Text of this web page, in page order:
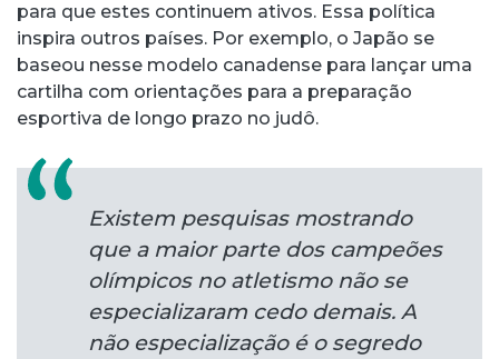
para que estes continuem ativos. Essa política
inspira outros países. Por exemplo, o Japão se
baseou nesse modelo canadense para lançar uma
cartilha com orientações para a preparação
esportiva de longo prazo no judô.
Existem pesquisas mostrando
que a maior parte dos campeões
olímpicos no atletismo não se
especializaram cedo demais. A
não especialização é o segredo